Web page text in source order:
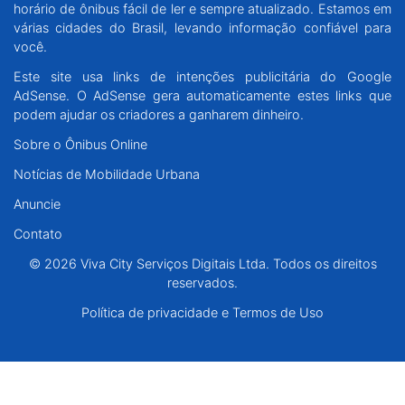
Santa Catarina
Centro-Oeste
Norte
horário de ônibus fácil de ler e sempre atualizado. Estamos em
várias cidades do Brasil, levando informação confiável para
você.
Este site usa links de intenções publicitária do Google
AdSense. O AdSense gera automaticamente estes links que
podem ajudar os criadores a ganharem dinheiro.
Sobre o Ônibus Online
Notícias de Mobilidade Urbana
Anuncie
Contato
© 2026 Viva City Serviços Digitais Ltda. Todos os direitos
reservados.
Política de privacidade e Termos de Uso